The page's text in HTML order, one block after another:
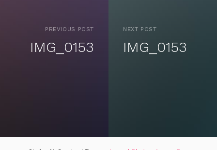
PREVIOUS POST
IMG_0153
NEXT POST
IMG_0153